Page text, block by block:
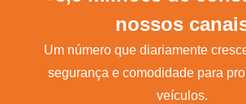
nossos
Um número que diariamente
segurança e comodidade para
veículos.